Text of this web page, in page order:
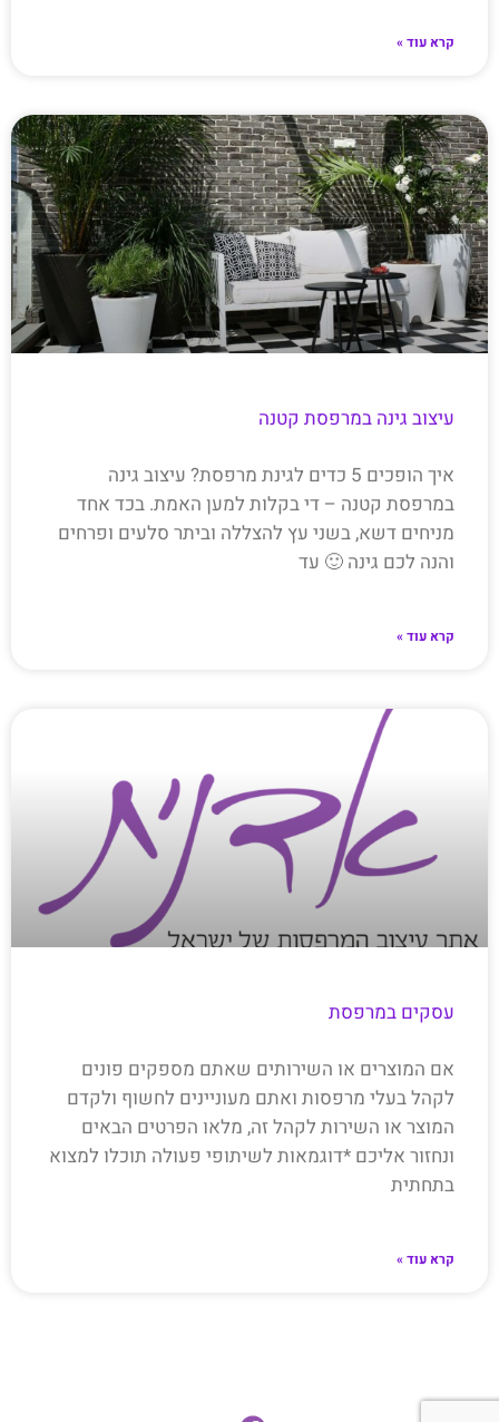
קרא עוד »
עיצוב גינה במרפסת קטנה
איך הופכים 5 כדים לגינת מרפסת? עיצוב גינה
במרפסת קטנה – די בקלות למען האמת. בכד אחד
מניחים דשא, בשני עץ להצללה וביתר סלעים ופרחים
והנה לכם גינה 🙂 עד
קרא עוד »
עסקים במרפסת
אם המוצרים או השירותים שאתם מספקים פונים
לקהל בעלי מרפסות ואתם מעוניינים לחשוף ולקדם
המוצר או השירות לקהל זה, מלאו הפרטים הבאים
ונחזור אליכם *דוגמאות לשיתופי פעולה תוכלו למצוא
בתחתית
קרא עוד »